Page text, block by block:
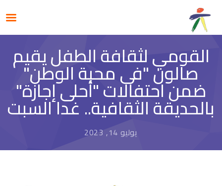
القومي لثقافة الطفل يقيم
صالون "فى محبة الوطن"
ضمن احتفالات "أحلى إجازة"
بالحديقة الثقافية.. غدا السبت
يوليو 14, 2023